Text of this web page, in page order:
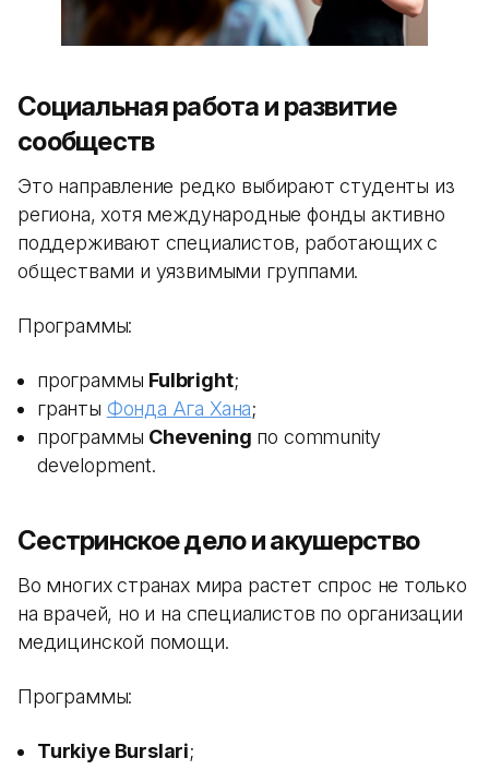
Социальная работа и развитие
сообществ
Это направление редко выбирают студенты из
региона, хотя международные фонды активно
поддерживают специалистов, работающих с
обществами и уязвимыми группами.
Программы:
программы Fulbright;
гранты Фонда Ага Хана;
программы Chevening по community
development.
Сестринское дело и акушерство
Во многих странах мира растет спрос не только
на врачей, но и на специалистов по организации
медицинской помощи.
Программы:
Turkiye Burslari;